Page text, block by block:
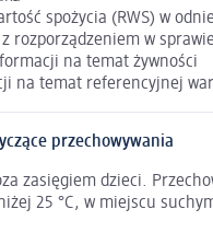
spożycia (RWS) w
rozporządzeniem w
na temat żywności
na temat referencyjnej
przechowywania
zasięgiem dzieci.
25 °C, w miejscu